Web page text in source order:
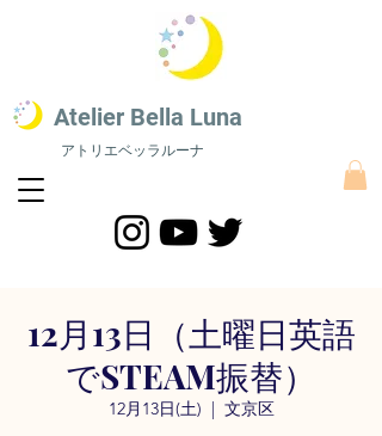
​Atelier Bella Luna
アトリエベッラルーナ
12月13日（土曜日英語
でSTEAM振替）
12月13日(土)
  |
文京区